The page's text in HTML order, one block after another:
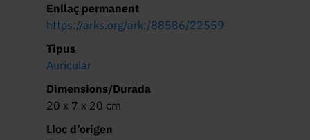
Enllaç permanent
https://arks.org/ark:/88586/22559
Tipus
Auricular
Dimensions/Durada
20 x 7 x 20 cm
Lloc d’origen